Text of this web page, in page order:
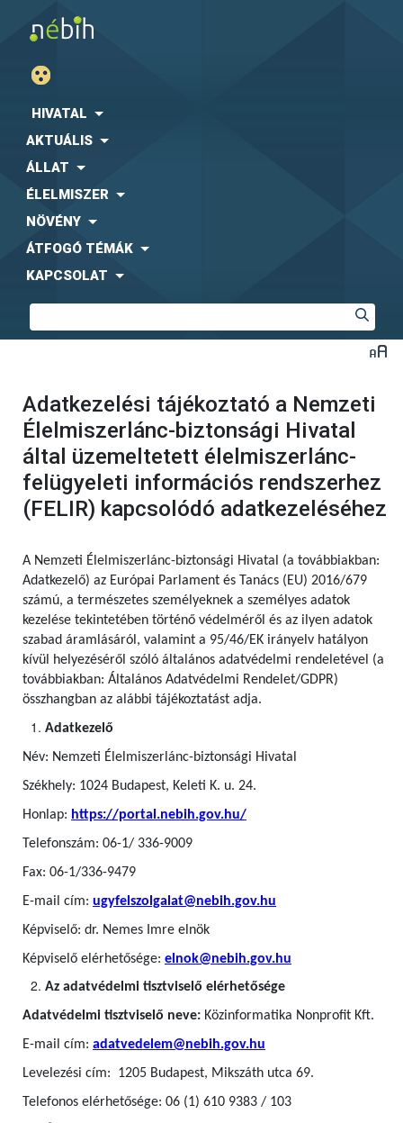
HIVATAL
AKTUÁLIS
ÁLLAT
ÉLELMISZER
NÖVÉNY
ÁTFOGÓ TÉMÁK
KAPCSOLAT
Adatkezelési tájékoztató a Nemzeti
Élelmiszerlánc-biztonsági Hivatal
által üzemeltetett élelmiszerlánc-
felügyeleti információs rendszerhez
(FELIR) kapcsolódó adatkezeléséhez
A Nemzeti Élelmiszerlánc-biztonsági Hivatal (a továbbiakban:
Adatkezelő) az Európai Parlament és Tanács (EU) 2016/679
számú, a természetes személyeknek a személyes adatok
kezelése tekintetében történő védelméről és az ilyen adatok
szabad áramlásáról, valamint a 95/46/EK irányelv hatályon
kívül helyezéséről szóló általános adatvédelmi rendeletével (a
továbbiakban: Általános Adatvédelmi Rendelet/GDPR)
összhangban az alábbi tájékoztatást adja.
Adatkezelő
Név: Nemzeti Élelmiszerlánc-biztonsági Hivatal
Székhely: 1024 Budapest, Keleti K. u. 24.
Honlap: https://portal.nebih.gov.hu/
Telefonszám: 06-1/ 336-9009
Fax: 06-1/336-9479
E-mail cím: ugyfelszolgalat@nebih.gov.hu
Képviselő: dr. Nemes Imre elnök
Képviselő elérhetősége: elnok@nebih.gov.hu
Az adatvédelmi tisztviselő elérhetősége
Adatvédelmi tisztviselő neve: Közinformatika Nonprofit Kft.
E-mail cím: adatvedelem@nebih.gov.hu
Levelezési cím: 1205 Budapest, Mikszáth utca 69.
Telefonos elérhetősége: 06 (1) 610 9383 / 103